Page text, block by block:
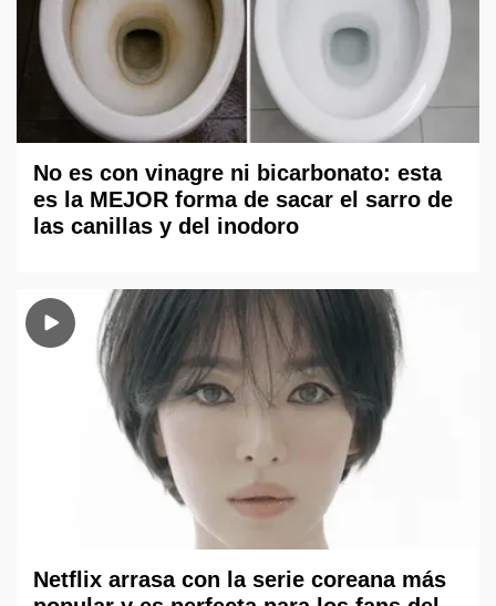
No es con vinagre ni bicarbonato: esta
es la MEJOR forma de sacar el sarro de
las canillas y del inodoro
Netflix arrasa con la serie coreana más